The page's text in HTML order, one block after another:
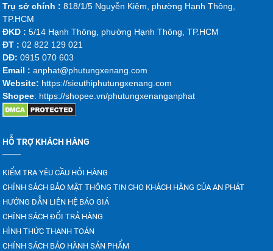
Trụ sở chính : 818/1/5 Nguyễn Kiệm, phường Hạnh Thông,
TP.HCM
ĐKD :5/14 Hạnh Thông, phường Hạnh Thông, TP.HCM
ĐT : 02 822 129 021
DĐ:0915 070 603
Email :anphat@phutungxenang.com
Website: https://sieuthiphutungxenang.com
Shopee: https://shopee.vn/phutungxenanganphat
HỖ TRỢ KHÁCH HÀNG
KIỂM TRA YÊU CẦU HỎI HÀNG
CHÍNH SÁCH BẢO MẬT THÔNG TIN CHO KHÁCH HÀNG CỦA AN PHÁT
HƯỚNG DẪN LIÊN HỆ BÁO GIÁ
CHÍNH SÁCH ĐỔI TRẢ HÀNG
HÌNH THỨC THANH TOÁN
CHÍNH SÁCH BẢO HÀNH SẢN PHẨM